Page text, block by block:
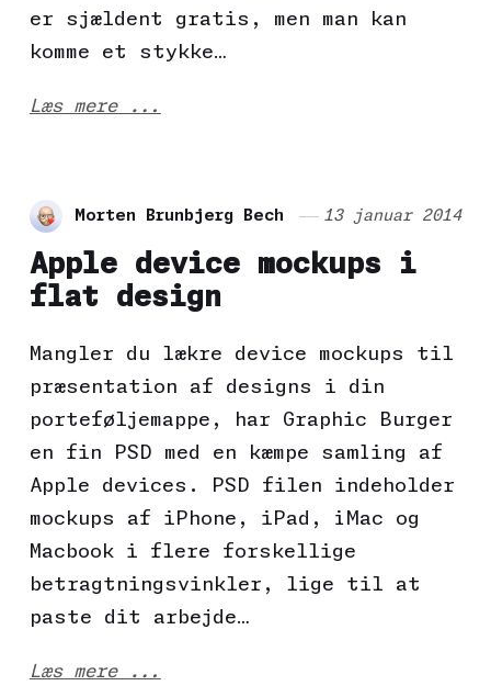
er sjældent gratis, men man kan
komme et stykke…
Læs mere ...
Morten Brunbjerg Bech 13 januar 2014
Apple device mockups i
flat design
Mangler du lækre device mockups til
præsentation af designs i din
porteføljemappe, har Graphic Burger
en fin PSD med en kæmpe samling af
Apple devices. PSD filen indeholder
mockups af iPhone, iPad, iMac og
Macbook i flere forskellige
betragtningsvinkler, lige til at
paste dit arbejde…
Læs mere ...